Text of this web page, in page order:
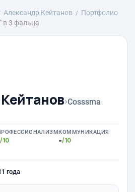
Александр Кейтанов
Портфолио
в 3 фальца
›Cosssma
/10
КОММУНИКАЦИЯ
-/10
года